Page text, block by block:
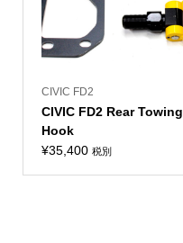
CIVIC FD2
CIVIC FD2 Rear Towing
Hook
¥35,400 税別